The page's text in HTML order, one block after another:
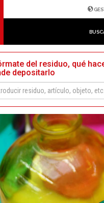
del residuo, qué
depositarlo